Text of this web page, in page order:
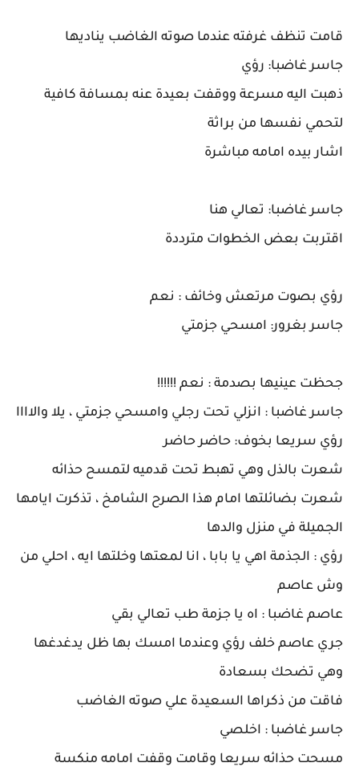
قامت تنظف غرفته عندما صوته الغاضب يناديها
جاسر غاضبا: رؤي
ذهبت اليه مسرعة ووقفت بعيدة عنه بمسافة كافية
لتحمي نفسها من براثة
اشار بيده امامه مباشرة
جاسر غاضبا: تعالي هنا
اقتربت بعض الخطوات مترددة
رؤي بصوت مرتعش وخائف : نعم
جاسر بغرور: امسحي جزمتي
جحظت عينيها بصدمة : نعم !!!!!!
جاسر غاضبا : انزلي تحت رجلي وامسحي جزمتي ، يلا والاااا
رؤي سريعا بخوف: حاضر حاضر
شعرت بالذل وهي تهبط تحت قدميه لتمسح حذائه
شعرت بضائلتها امام هذا الصرح الشامخ ، تذكرت ايامها
الجميلة في منزل والدها
رؤي : الجذمة اهي يا بابا ، انا لمعتها وخلتها ايه ، احلي من
وش عاصم
عاصم غاضبا : اه يا جزمة طب تعالي بقي
جري عاصم خلف رؤي وعندما امسك بها ظل يدغدغها
وهي تضحك بسعادة
فاقت من ذكراها السعيدة علي صوته الغاضب
جاسر غاضبا : اخلصي
مسحت حذائه سريعا وقامت وقفت امامه منكسة